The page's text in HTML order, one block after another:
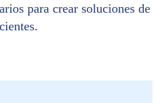
para crear soluciones de